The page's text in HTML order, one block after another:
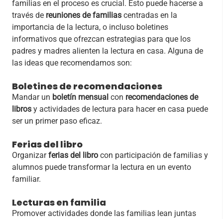
familias en el proceso es crucial. Esto puede hacerse a
través de reuniones de familias centradas en la
importancia de la lectura, o incluso boletines
informativos que ofrezcan estrategias para que los
padres y madres alienten la lectura en casa. Alguna de
las ideas que recomendamos son:
Boletines de recomendaciones
Mandar un boletín mensual con recomendaciones de
libros y actividades de lectura para hacer en casa puede
ser un primer paso eficaz.
Ferias del libro
Organizarferias del libro con participación de familias y
alumnos puede transformar la lectura en un evento
familiar.
Lecturas en familia
Promover actividades donde las familias lean juntas